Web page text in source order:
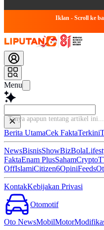
Iklan - Scroll ke
Menu
Tanya apa
Berita UtamaCek FaktaTerkini
NewsBisnisShowBizBola
FaktaEnam PlusSahamCrypto
OffIslamiCitizen6OpiniFeeds
KontakKebijakan Privasi
Otomotif
Oto NewsMobilMotor